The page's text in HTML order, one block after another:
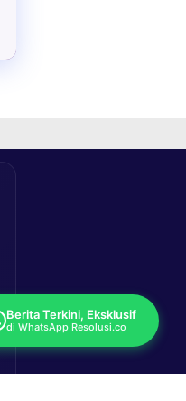
Berita Terkini, Eksklusif
di WhatsApp Resolusi.co